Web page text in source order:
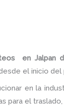
en Jalpan
el inicio
en la
para el